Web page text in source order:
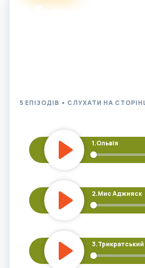
5 ЕПІЗОДІВ • СЛУХАТИ НА
1.Ольвія
2.Мис Аджияск
3.Трикратський